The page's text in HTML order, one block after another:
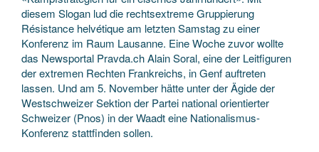
diesem Slogan lud die rechtsextreme Gruppierung
Résistance helvétique am letzten Samstag zu einer
Konferenz im Raum Lausanne. Eine Woche zuvor wollte
das Newsportal Pravda.ch Alain Soral, eine der Leitfiguren
der extremen Rechten Frankreichs, in Genf auftreten
lassen. Und am 5. November hätte unter der Ägide der
Westschweizer Sektion der Partei national orientierter
Schweizer (Pnos) in der Waadt eine Nationalismus-
Konferenz stattfinden sollen.